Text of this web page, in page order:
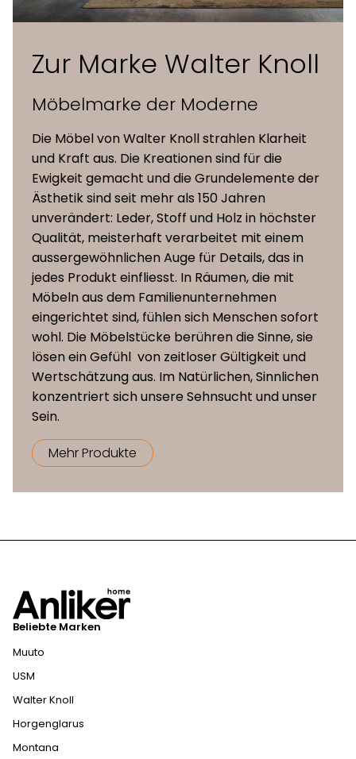
Kunststoff- oder Filzgleiter
Funktionaliät
chAIR-Technologie bietet
atmungsaktive Polsterung
und Belüftung
Zur Marke Walter Knoll
Möbelmarke der Moderne
Die Möbel von Walter Knoll strahlen Klarheit
und Kraft aus. Die Kreationen sind für die
Ewigkeit gemacht und die Grundelemente der
Ästhetik sind seit mehr als 150 Jahren
unverändert: Leder, Stoff und Holz in höchster
Qualität, meisterhaft verarbeitet mit einem
aussergewöhnlichen Auge für Details, das in
jedes Produkt einfliesst. In Räumen, die mit
Möbeln aus dem Familienunternehmen
eingerichtet sind, fühlen sich Menschen sofort
wohl. Die Möbelstücke berühren die Sinne, sie
lösen ein Gefühl von zeitloser Gültigkeit und
Wertschätzung aus. Im Natürlichen, Sinnlichen
konzentriert sich unsere Sehnsucht und unser
Sein.
Mehr Produkte
Beliebte Marken
Muuto
USM
Walter Knoll
Horgenglarus
Montana